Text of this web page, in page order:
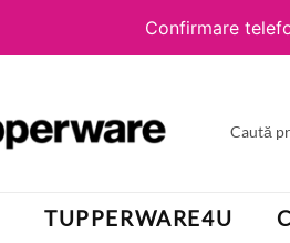
Confirmare
TUPPERWARE4U